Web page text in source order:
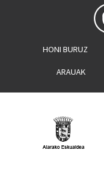
HONI BURUZ
ARAUAK